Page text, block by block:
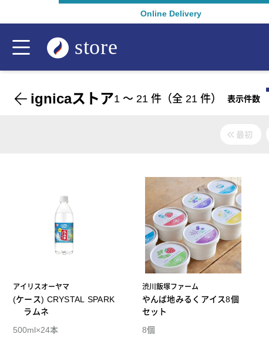
Online Delivery
ignicaストア1 〜 21 件（全 21 件） 表示件数
最初
アイリスオーヤマ
(ケース) CRYSTAL SPARK
ラムネ
500ml×24本
渋川飯塚ファーム
やんば地みるくアイス8個
セット
8個